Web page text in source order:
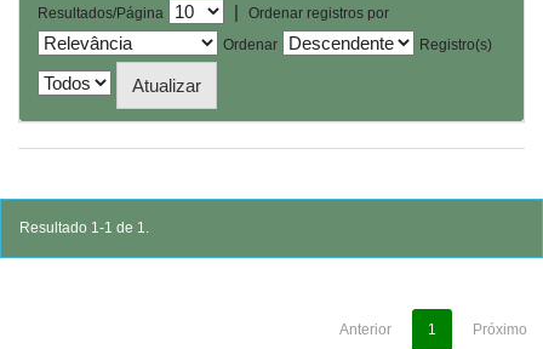
Resultados/Página |
Ordenar registros por
Ordenar
Registro(s)
Resultado 1-1 de 1.
Anterior 1 Próximo